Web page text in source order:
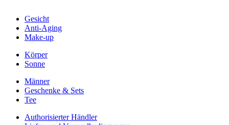
Gesicht
Anti-Aging
Make-up
Körper
Sonne
Männer
Geschenke & Sets
Tee
Authorisierter Händler